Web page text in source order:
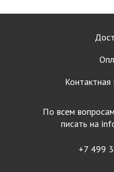
По всем
писать на
+7 499